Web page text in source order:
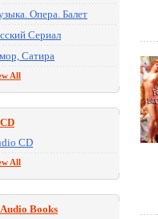
Опера. Балет
Сериал
Сатира
All
CD
CD
All
Audio Books